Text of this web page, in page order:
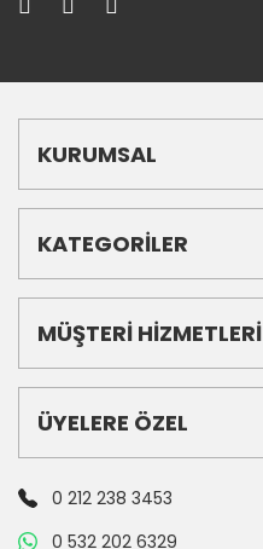
KURUMSAL
KATEGORİLER
MÜŞTERİ HİZMETLERİ
ÜYELERE ÖZEL
0 212 238 3453
0 532 202 6329